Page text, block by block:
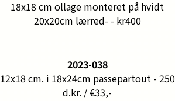
18x18 cm ollage monteret på hvidt
20x20cm lærred- - kr400
2023-038
12x18 cm. i 18x24cm passepartout - 250
d.kr. / €33,-